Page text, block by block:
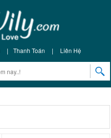
| Thanh Toán | Liên Hệ